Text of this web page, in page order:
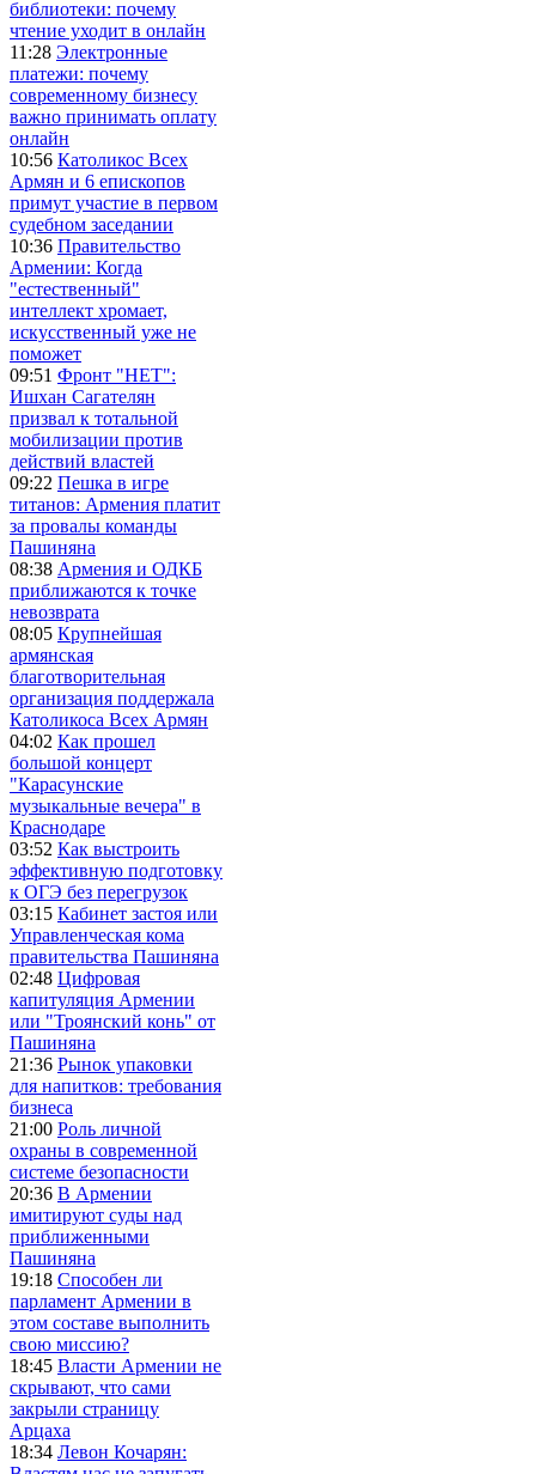
библиотеки: почему
чтение уходит в онлайн
11:28 Электронные
платежи: почему
современному бизнесу
важно принимать оплату
онлайн
10:56 Католикос Всех
Армян и 6 епископов
примут участие в первом
судебном заседании
10:36 Правительство
Армении: Когда
"естественный"
интеллект хромает,
искусственный уже не
поможет
09:51 Фронт "НЕТ":
Ишхан Сагателян
призвал к тотальной
мобилизации против
действий властей
09:22 Пешка в игре
титанов: Армения платит
за провалы команды
Пашиняна
08:38 Армения и ОДКБ
приближаются к точке
невозврата
08:05 Крупнейшая
армянская
благотворительная
организация поддержала
Католикоса Всех Армян
04:02 Как прошел
большой концерт
"Карасунские
музыкальные вечера" в
Краснодаре
03:52 Как выстроить
эффективную подготовку
к ОГЭ без перегрузок
03:15 Кабинет застоя или
Управленческая кома
правительства Пашиняна
02:48 Цифровая
капитуляция Армении
или "Троянский конь" от
Пашиняна
21:36 Рынок упаковки
для напитков: требования
бизнеса
21:00 Роль личной
охраны в современной
системе безопасности
20:36 В Армении
имитируют суды над
приближенными
Пашиняна
19:18 Способен ли
парламент Армении в
этом составе выполнить
свою миссию?
18:45 Власти Армении не
скрывают, что сами
закрыли страницу
Арцаха
18:34 Левон Кочарян: